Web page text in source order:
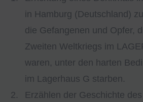
in Hamburg (Deutschland)
die Gefangenen und Opfer,
Zweiten Weltkriegs im
waren, unter den harten
im Lagerhaus G starben.
Erzählen der Geschichte